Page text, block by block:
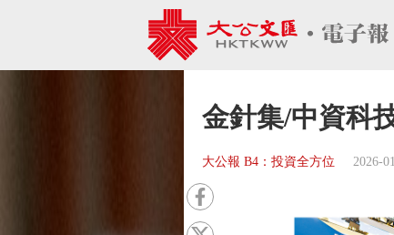
金針集/中資科
大公報 B4：投資全方位 2026-